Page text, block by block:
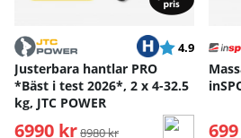
Betyg:
4.9 utav 5
Justerbara hantlar PRO
*Bäst i test 2026*, 2 x 4-32.5
kg, JTC POWER
6990 kr Ordinarie pris:
8980 kr